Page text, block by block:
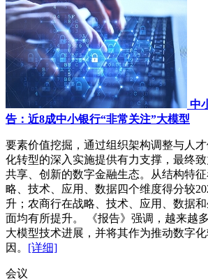
中
告：近8成中小银行“非常关注”大模型
要素价值挖掘，通过组织架构调整与人
化转型的深入实施提供有力支撑，最终致
共享、创新的数字金融生态。从结构特
略、技术、应用、数据四个维度得分较
升；农商行在战略、技术、应用、数据
面均有所提升。 《报告》强调，越来越
大模型技术进展，并将其作为推动数字
因。 [详细]
会议